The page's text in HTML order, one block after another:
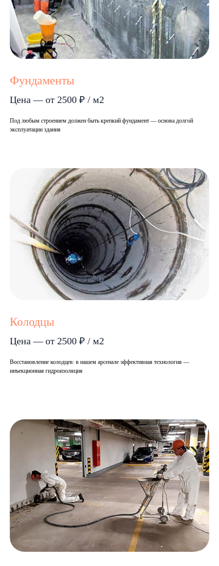
Фундаменты
Цена — от 2500 ₽ / м2
Под любым строением должен быть крепкий фундамент — основа долгой
эксплуатации здания
Колодцы
Цена — от 2500 ₽ / м2
Восстановление колодцев: в нашем арсенале эффективная технология —
инъекционная гидроизоляция